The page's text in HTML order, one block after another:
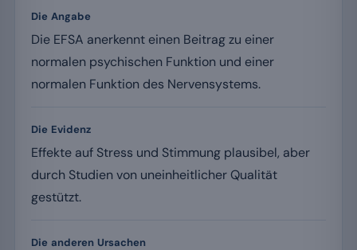
Die Angabe
Die EFSA anerkennt einen Beitrag zu einer
normalen psychischen Funktion und einer
normalen Funktion des Nervensystems.
Die Evidenz
Effekte auf Stress und Stimmung plausibel, aber
durch Studien von uneinheitlicher Qualität
gestützt.
Die anderen Ursachen